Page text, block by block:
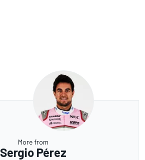
More from
Sergio Pérez